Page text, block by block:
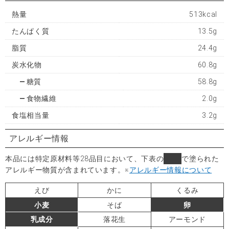
熱量 513kcal
たんぱく質 13.5g
脂質 24.4g
炭水化物 60.8g
糖質 58.8g
食物繊維 2.0g
食塩相当量 3.2g
アレルギー情報
本品には特定原材料等28品目において、下表の
で塗られた
アレルギー物質が含まれています。※アレルギー情報について
えび かに
くるみ
小麦
そば
卵
乳成分
落花生
アーモンド